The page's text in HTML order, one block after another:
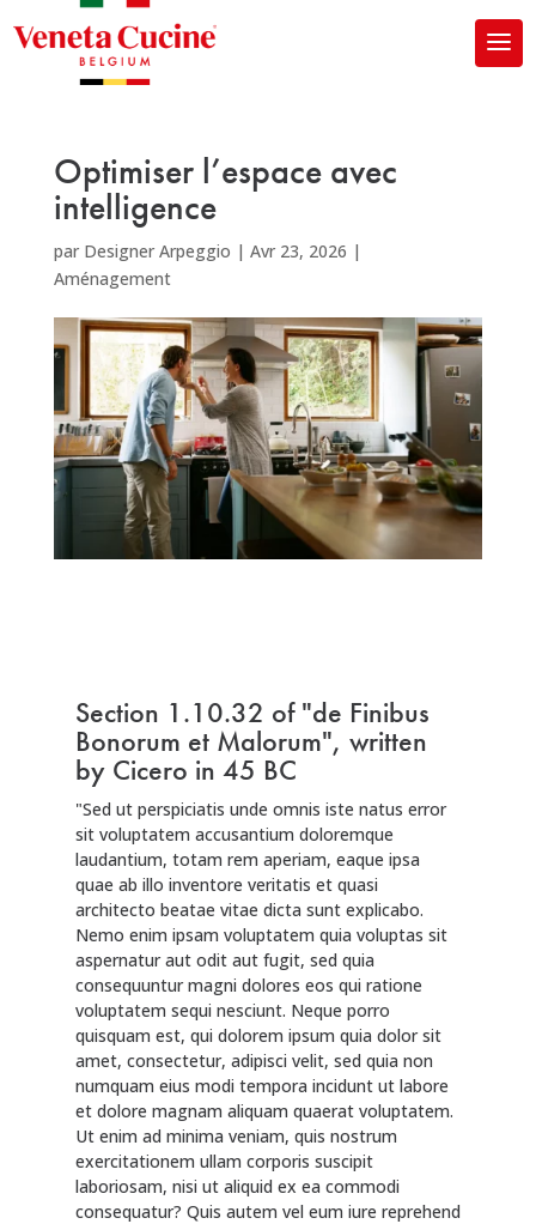
Optimiser l’espace avec
intelligence
par Designer Arpeggio | Avr 23, 2026 |
Aménagement
Section 1.10.32 of "de Finibus
Bonorum et Malorum", written
by Cicero in 45 BC
"Sed ut perspiciatis unde omnis iste natus error
sit voluptatem accusantium doloremque
laudantium, totam rem aperiam, eaque ipsa
quae ab illo inventore veritatis et quasi
architecto beatae vitae dicta sunt explicabo.
Nemo enim ipsam voluptatem quia voluptas sit
aspernatur aut odit aut fugit, sed quia
consequuntur magni dolores eos qui ratione
voluptatem sequi nesciunt. Neque porro
quisquam est, qui dolorem ipsum quia dolor sit
amet, consectetur, adipisci velit, sed quia non
numquam eius modi tempora incidunt ut labore
et dolore magnam aliquam quaerat voluptatem.
Ut enim ad minima veniam, quis nostrum
exercitationem ullam corporis suscipit
laboriosam, nisi ut aliquid ex ea commodi
consequatur? Quis autem vel eum iure reprehend